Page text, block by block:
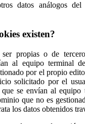
datos análogos
existen?
propias o de
al equipo terminal
por el propio
solicitado por el
que se envían al
que no es
los datos obtenidos